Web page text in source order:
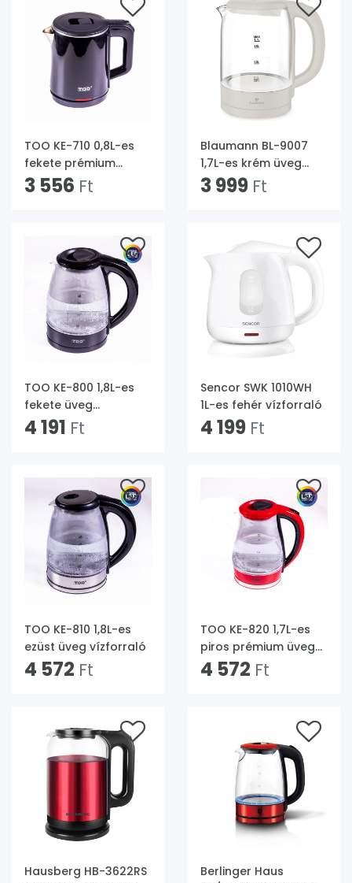
TOO KE-710 0,8L-es
fekete prémium
vízforraló
3 556 Ft
Blaumann BL-9007
1,7L-es krém üveg
vízforraló
3 999 Ft
TOO KE-800 1,8L-es
fekete üveg
vízforraló
4 191 Ft
Sencor SWK 1010WH
1L-es fehér vízforraló
4 199 Ft
TOO KE-810 1,8L-es
ezüst üveg vízforraló
4 572 Ft
TOO KE-820 1,7L-es
piros prémium üveg
vízforraló
4 572 Ft
Hausberg HB-3622RS
Berlinger Haus